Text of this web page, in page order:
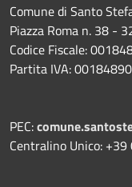
Comune di Santo
Piazza Roma n. 38 -
Codice Fiscale:
Partita IVA:
PEC:
Centralino Unico: